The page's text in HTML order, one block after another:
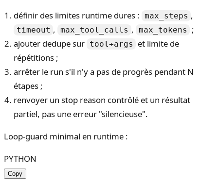
définir des limites runtime dures : max_steps ,
timeout , max_tool_calls , max_tokens
;
ajouter dedupe sur tool+args
et limite de
répétitions ;
arrêter le run s'il n'y a pas de progrès pendant N
étapes ;
renvoyer un stop reason contrôlé et un résultat
partiel, pas une erreur "silencieuse".
Loop-guard minimal en runtime :
PYTHON
Copy